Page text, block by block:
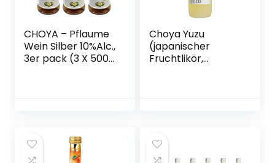
CHOYA – Pflaume
Wein Silber 10%Alc.,
3er pack (3 X 500
Choya Yuzu
(japanischer
Fruchtlikör,